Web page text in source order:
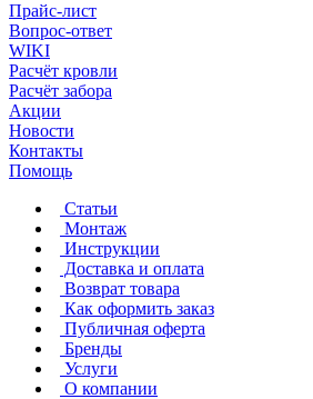
Прайс-лист
Вопрос-ответ
WIKI
Расчёт кровли
Расчёт забора
Акции
Новости
Контакты
Помощь
Статьи
Монтаж
Инструкции
Доставка и оплата
Возврат товара
Как оформить заказ
Публичная оферта
Бренды
Услуги
О компании